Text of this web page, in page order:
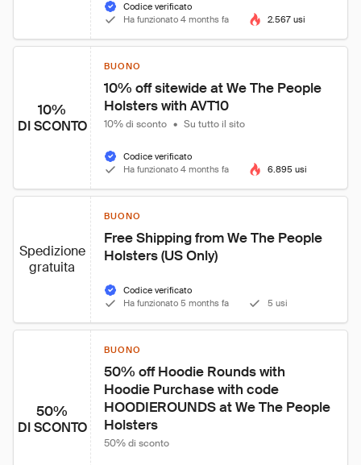
Codice verificato
Ha funzionato 4 months fa
2.567 usi
10%
DI SCONTO
BUONO
10% off sitewide at We The People
Holsters with AVT10
10% di sconto • Su tutto il sito
Codice verificato
Ha funzionato 4 months fa
6.895 usi
Spedizione
gratuita
BUONO
Free Shipping from We The People
Holsters (US Only)
Codice verificato
Ha funzionato 5 months fa
5 usi
50%
DI SCONTO
BUONO
50% off Hoodie Rounds with
Hoodie Purchase with code
HOODIEROUNDS at We The People
Holsters
50% di sconto